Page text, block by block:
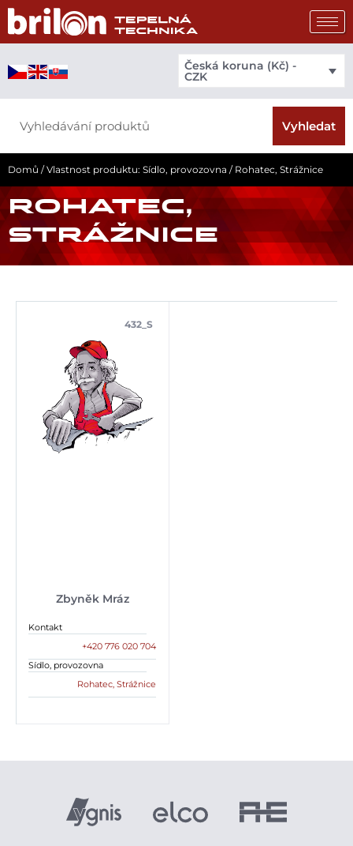
Přeskočit
obsah
Česká koruna (Kč) -
CZK
Vyhledat
Domů / Vlastnost produktu: Sídlo, provozovna / Rohatec, Strážnice
ROHATEC,
STRÁŽNICE
Zbyněk Mráz
432_S
Kontakt
+420 776 020 704
Sídlo, provozovna
Rohatec, Strážnice